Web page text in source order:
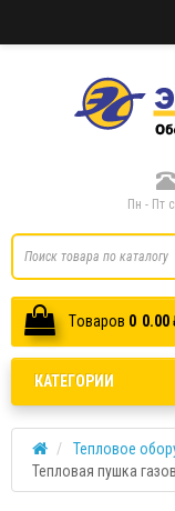
Пн - Пт
Tоваров 0 0.00
КАТЕГОРИИ
Тепловое
Тепловая пушка